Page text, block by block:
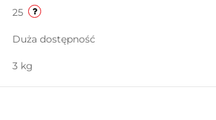
25
Duża dostępność
3 kg